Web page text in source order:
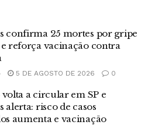
confirma 25 mortes por gripe
reforça vacinação contra
5 DE AGOSTO DE 2026 0
a circular em SP e
alerta: risco de casos
aumenta e vacinação